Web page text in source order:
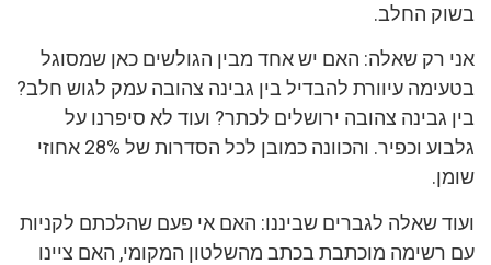
בשוק החלב.
אני רק שאלה: האם יש אחד מבין הגולשים כאן שמסוגל
בטעימה עיוורת להבדיל בין גבינה צהובה עמק לגוש חלב?
בין גבינה צהובה ירושלים לכתר? ועוד לא סיפרנו על
גלבוע וכפיר. והכוונה כמובן לכל הסדרות של 28% אחוזי
שומן.
ועוד שאלה לגברים שביננו: האם אי פעם שהלכתם לקניות
עם רשימה מוכתבת בכתב מהשלטון המקומי, האם ציינו